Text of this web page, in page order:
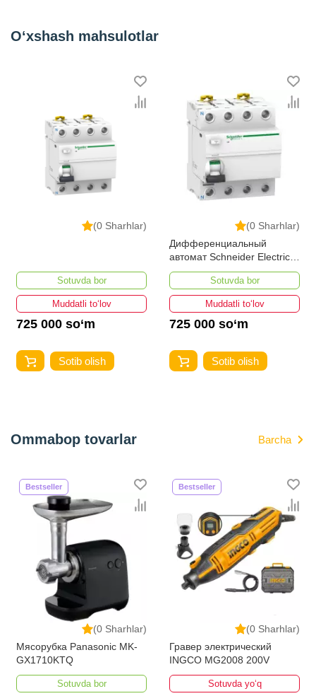
O‘xshash mahsulotlar
(0 Sharhlar)
Sotuvda bor
Muddatli to‘lov
725 000 so‘m
Sotib olish
(0 Sharhlar)
Дифференциальный
автомат Schneider Electric
A9R41425 Acti 9 УЗО iID 4P
25А 30мАSotuvda bor
Muddatli to‘lov
725 000 so‘m
Sotib olish
Ommabop tovarlar Barcha
(0 Sharhlar)
Bestseller
Мясорубка Panasonic MK-
GX1710KTQ
Sotuvda bor
(0 Sharhlar)
Bestseller
Гравер электрический
INGCO MG2008 200V
Sotuvda yo‘q